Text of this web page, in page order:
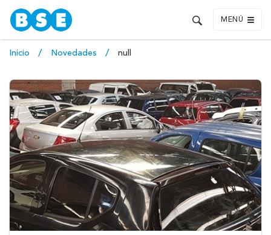
MENÚ
Inicio Novedades null